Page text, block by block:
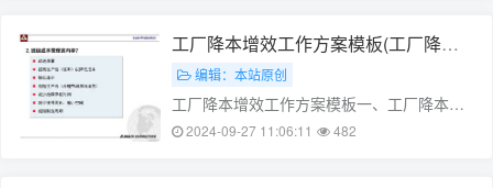
埋、焚烧和热解等几种方式。但这几种方式
都存在许多问题：1. 填埋：填埋不仅占
用……
工厂降本增效工作方案模板(工厂降本
增效心得体会)
编辑：本站原创
工厂降本增效工作方案模板一、工厂降本增
效背景随着市场竞争日益激烈，提高生产效
2024-09-27 11:06:11 482